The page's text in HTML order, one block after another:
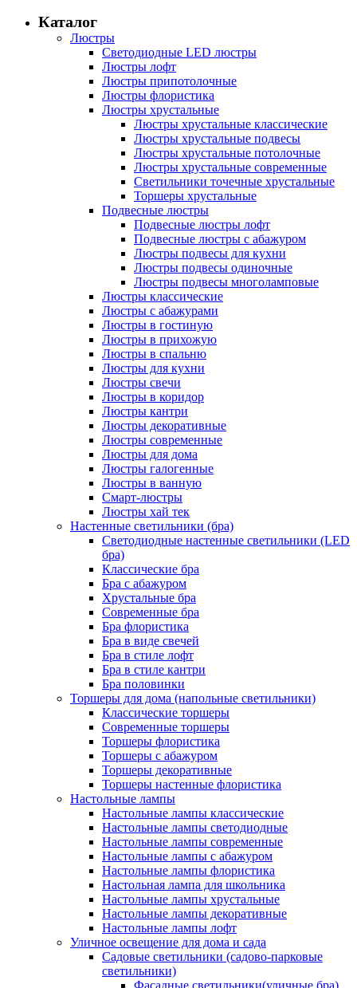
Каталог
Люстры
Светодиодные LED люстры
Люстры лофт
Люстры припотолочные
Люстры флористика
Люстры хрустальные
Люстры хрустальные классические
Люстры хрустальные подвесы
Люстры хрустальные потолочные
Люстры хрустальные современные
Светильники точечные хрустальные
Торшеры хрустальные
Подвесные люстры
Подвесные люстры лофт
Подвесные люстры с абажуром
Люстры подвесы для кухни
Люстры подвесы одиночные
Люстры подвесы многоламповые
Люстры классические
Люстры с абажурами
Люстры в гостиную
Люстры в прихожую
Люстры в спальню
Люстры для кухни
Люстры свечи
Люстры в коридор
Люстры кантри
Люстры декоративные
Люстры современные
Люстры для дома
Люстры галогенные
Люстры в ванную
Смарт-люстры
Люстры хай тек
Настенные светильники (бра)
Светодиодные настенные светильники (LED
бра)
Классические бра
Бра с абажуром
Хрустальные бра
Современные бра
Бра флористика
Бра в виде свечей
Бра в стиле лофт
Бра в стиле кантри
Бра половинки
Торшеры для дома (напольные светильники)
Классические торшеры
Современные торшеры
Торшеры флористика
Торшеры с абажуром
Торшеры декоративные
Торшеры настенные флористика
Настольные лампы
Настольные лампы классические
Настольные лампы светодиодные
Настольные лампы современные
Настольные лампы с абажуром
Настольные лампы флористика
Настольная лампа для школьника
Настольные лампы хрустальные
Настольные лампы декоративные
Настольные лампы лофт
Уличное освещение для дома и сада
Садовые светильники (садово-парковые
светильники)
Фасадные светильники(уличные бра)